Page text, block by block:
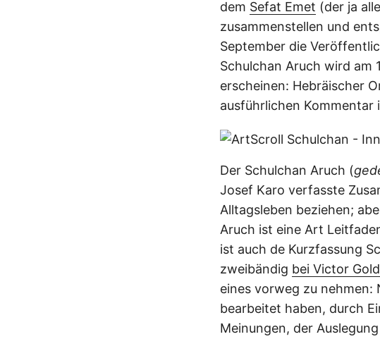
dem Sefat Emet (der ja
zusammenstellen und
September die
Schulchan Aruch wird am
erscheinen: Hebräischer
ausführlichen Kommentar
Der Schulchan Aruch (
Josef Karo verfasste
Alltagsleben beziehen;
Aruch ist eine Art
ist auch de Kurzfassung
zweibändig bei Victor
eines vorweg zu nehmen:
bearbeitet haben, durch
Meinungen, der